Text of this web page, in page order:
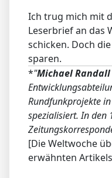
Ich trug mich mit
Leserbrief an das
schicken. Doch
sparen.
*"Michael Randall
Rundfunkprojekte
spezialisiert. In den
[Die Weltwoche
erwähnten